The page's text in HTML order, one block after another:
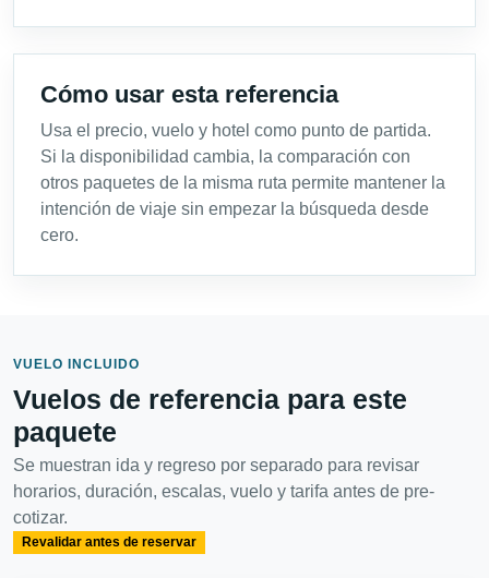
Cómo usar esta referencia
Usa el precio, vuelo y hotel como punto de partida.
Si la disponibilidad cambia, la comparación con
otros paquetes de la misma ruta permite mantener la
intención de viaje sin empezar la búsqueda desde
cero.
VUELO INCLUIDO
Vuelos de referencia para este
paquete
Se muestran ida y regreso por separado para revisar
horarios, duración, escalas, vuelo y tarifa antes de pre-
cotizar.
Revalidar antes de reservar